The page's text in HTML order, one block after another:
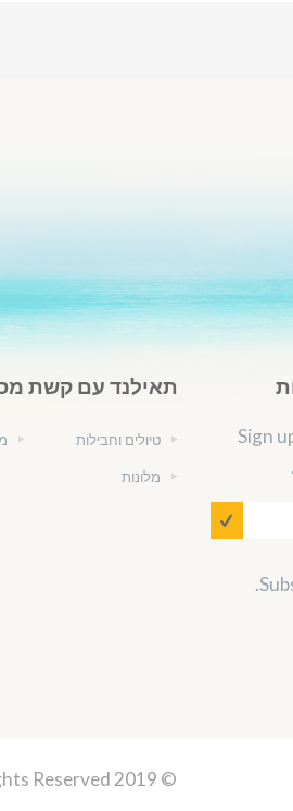
Sign
תאילנד עם קשת
טיולים וחבילות
מלונות
© 2019 Thailand Kosher, Powerd by
Reserved.